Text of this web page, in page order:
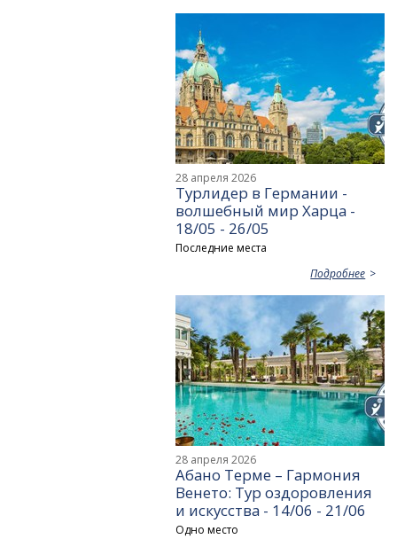
28 апреля 2026
Турлидер в Германии -
волшебный мир Харца -
18/05 - 26/05
Последние места
Подробнее
28 апреля 2026
Абано Терме – Гармония
Венето: Тур оздоровления
и искусства - 14/06 - 21/06
Одно место